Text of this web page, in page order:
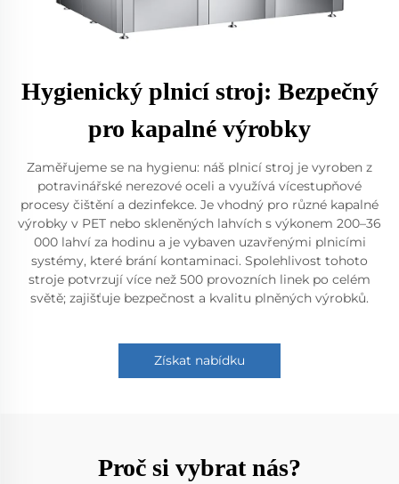
Hygienický plnicí stroj: Bezpečný
pro kapalné výrobky
Zaměřujeme se na hygienu: náš plnicí stroj je vyroben z
potravinářské nerezové oceli a využívá vícestupňové
procesy čištění a dezinfekce. Je vhodný pro různé kapalné
výrobky v PET nebo skleněných lahvích s výkonem 200–36
000 lahví za hodinu a je vybaven uzavřenými plnicími
systémy, které brání kontaminaci. Spolehlivost tohoto
stroje potvrzují více než 500 provozních linek po celém
světě; zajišťuje bezpečnost a kvalitu plněných výrobků.
Získat nabídku
Proč si vybrat nás?